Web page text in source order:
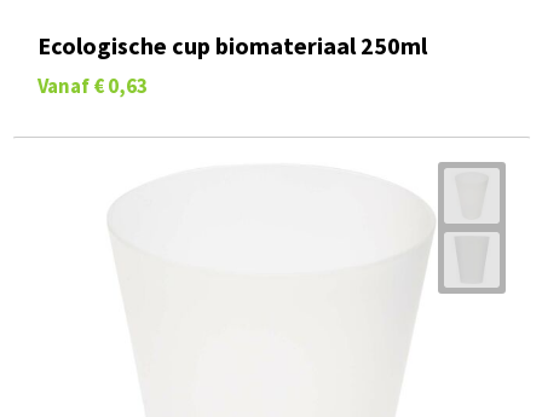
Ecologische cup biomateriaal 250ml
Vanaf € 0,63